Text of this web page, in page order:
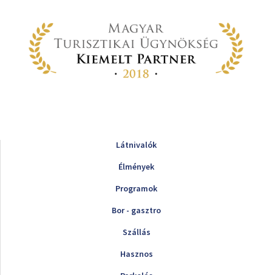
Látnivalók
Élmények
Programok
Bor - gasztro
Szállás
Hasznos